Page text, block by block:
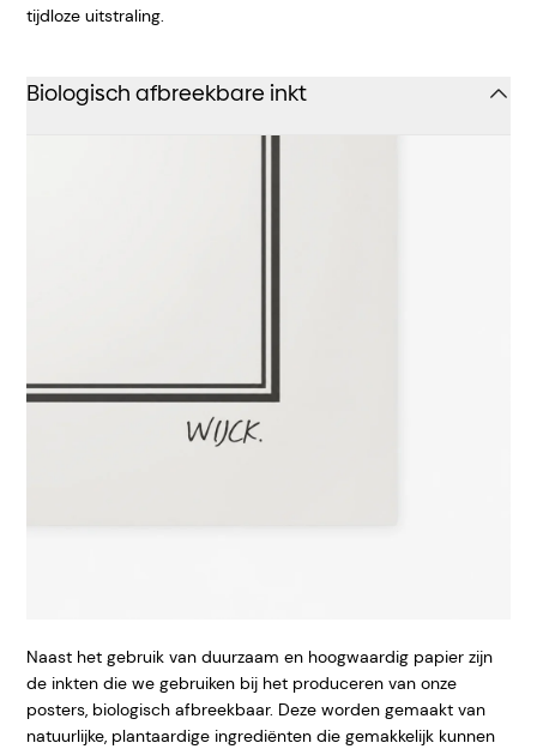
tijdloze uitstraling.
Biologisch afbreekbare inkt
Naast het gebruik van duurzaam en hoogwaardig papier zijn
de inkten die we gebruiken bij het produceren van onze
posters, biologisch afbreekbaar. Deze worden gemaakt van
natuurlijke, plantaardige ingrediënten die gemakkelijk kunnen